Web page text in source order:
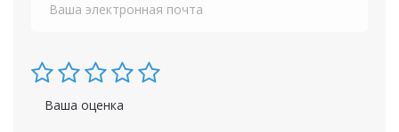
Ваша оценка